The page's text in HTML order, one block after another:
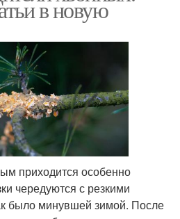
в новую
приходится особенно
чередуются с резкими
было минувшей зимой. После